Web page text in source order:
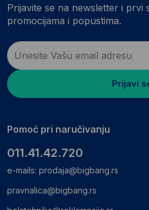
Prijavite se na newsletter i prvi
promocijama i popustima.
Prijavi
Pomoć pri naručivanju
011.41.42.720
e-mails: prodaja@bigbang.rs
pravnalica@bigbang.rs